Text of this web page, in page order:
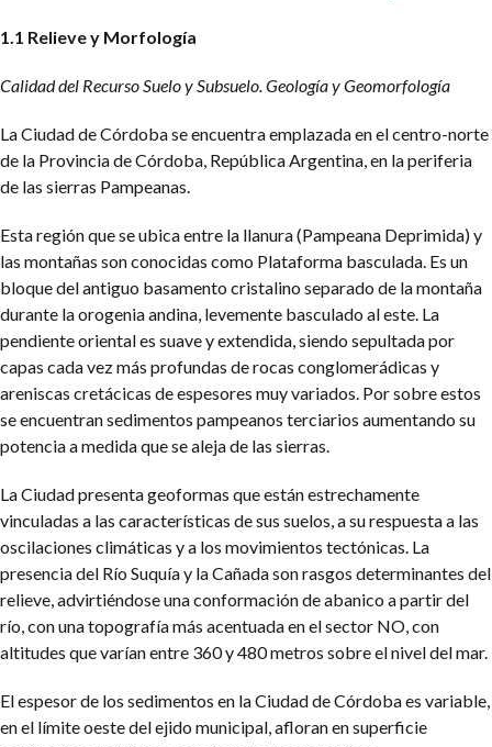
1.1 Relieve y Morfología
Calidad del Recurso Suelo y Subsuelo. Geología y Geomorfología
La Ciudad de Córdoba se encuentra emplazada en el centro-norte
de la Provincia de Córdoba, República Argentina, en la periferia
de las sierras Pampeanas.
Esta región que se ubica entre la llanura (Pampeana Deprimida) y
las montañas son conocidas como Plataforma basculada. Es un
bloque del antiguo basamento cristalino separado de la montaña
durante la orogenia andina, levemente basculado al este. La
pendiente oriental es suave y extendida, siendo sepultada por
capas cada vez más profundas de rocas conglomerádicas y
areniscas cretácicas de espesores muy variados. Por sobre estos
se encuentran sedimentos pampeanos terciarios aumentando su
potencia a medida que se aleja de las sierras.
La Ciudad presenta geoformas que están estrechamente
vinculadas a las características de sus suelos, a su respuesta a las
oscilaciones climáticas y a los movimientos tectónicas. La
presencia del Río Suquía y la Cañada son rasgos determinantes del
relieve, advirtiéndose una conformación de abanico a partir del
río, con una topografía más acentuada en el sector NO, con
altitudes que varían entre 360 y 480 metros sobre el nivel del mar.
El espesor de los sedimentos en la Ciudad de Córdoba es variable,
en el límite oeste del ejido municipal, afloran en superficie